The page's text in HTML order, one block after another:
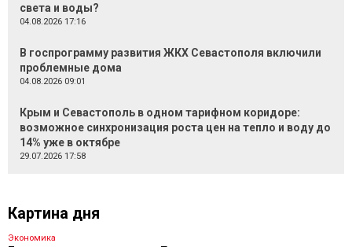
света и воды?
04.08.2026 17:16
В госпрограмму развития ЖКХ Севастополя включили
проблемные дома
04.08.2026 09:01
Крым и Севастополь в одном тарифном коридоре:
возможное синхронизация роста цен на тепло и воду до
14% уже в октябре
29.07.2026 17:58
Картина дня
Экономика